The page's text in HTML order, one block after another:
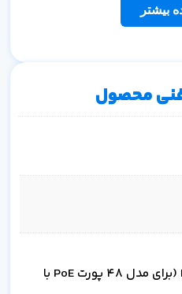
بیشتر
محصول
پیشنهادی PWR-C5-1KWAC (برای مدل 48 پورت PoE با